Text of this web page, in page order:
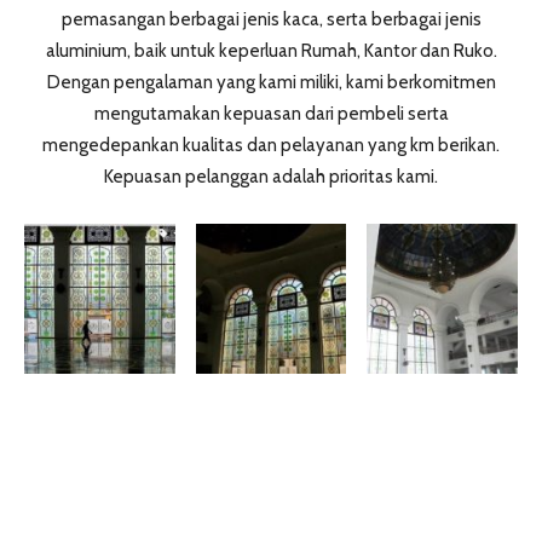
pemasangan berbagai jenis kaca, serta berbagai jenis
aluminium, baik untuk keperluan Rumah, Kantor dan Ruko.
Dengan pengalaman yang kami miliki, kami berkomitmen
mengutamakan kepuasan dari pembeli serta
mengedepankan kualitas dan pelayanan yang km berikan.
Kepuasan pelanggan adalah prioritas kami.